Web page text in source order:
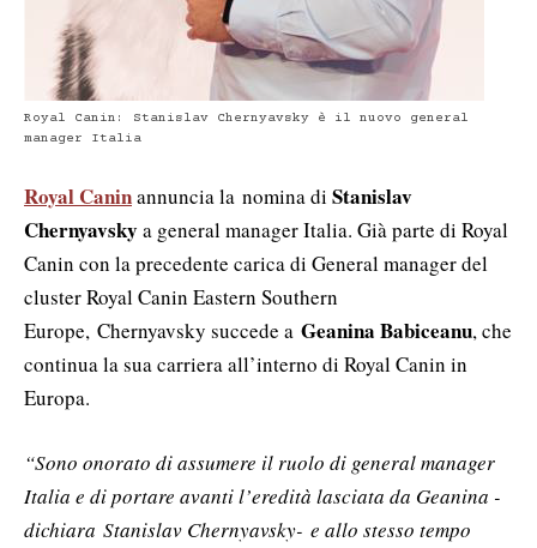
Royal Canin: Stanislav Chernyavsky è il nuovo general
manager Italia
Royal Caninannuncia la nomina di Stanislav
Chernyavsky a general manager Italia. Già parte di Royal
Canin con la precedente carica di General manager del
cluster Royal Canin Eastern Southern
Europe, Chernyavsky succede a Geanina Babiceanu, che
continua la sua carriera all’interno di Royal Canin in
Europa.
“Sono onorato di assumere il ruolo di general manager
Italia e di portare avanti l’eredità lasciata da Geanina -
dichiara Stanislav Chernyavsky- e allo stesso tempo